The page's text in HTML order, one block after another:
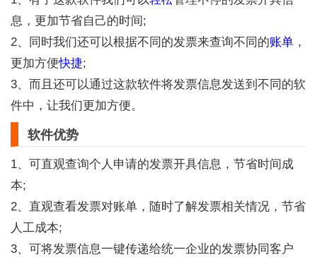
息，更加节省自己的时间;
2、同时我们还可以根据不同的发票来查询不同的账单，
更加方便快捷;
3、而且还可以通过这款软件将发票信息发送到不同的软
件中，让我们更加方便。
软件优势
1、可直观查询个人申请的发票开具信息，节省时间成
本;
2、直观查看发票对账单，随时了解发票相关情况，节省
人工成本;
3、可将发票信息一键传递给统一企业的发票协同客户